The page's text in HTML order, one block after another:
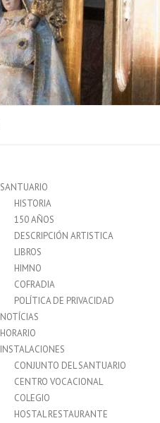
SANTUARIO
HISTORIA
150 AÑOS
DESCRIPCIÓN ARTISTICA
LIBROS
HIMNO
COFRADIA
POLÍTICA DE PRIVACIDAD
NOTÍCIAS
HORARIO
INSTALACIONES
CONJUNTO DEL SANTUARIO
CENTRO VOCACIONAL
COLEGIO
HOSTAL RESTAURANTE